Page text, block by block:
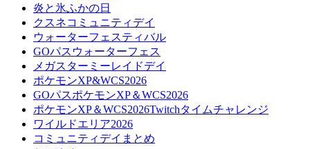
炎と氷ふかの日
クスネコミュニティデイ
ウォーターフェスティバル
GOパスウォーターフェス
メガスターミーレイドデイ
ポケモンXP&WCS2026
GOパスポケモンXP＆WCS2026
ポケモンXP＆WCS2026Twitchタイムチャレンジ
ワイルドエリア2026
コミュニティデイまとめ